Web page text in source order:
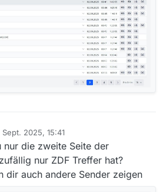
Sept. 2025, 15:41
von
die zweite Seite der
nur ZDF Treffer hat?
dir auch andere Sender zeigen